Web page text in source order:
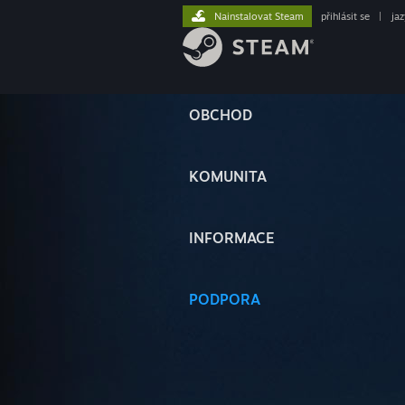
OBCHOD
KOMUNITA
INFORMACE
PODPORA
Nainstalovat Steam přihlásit se